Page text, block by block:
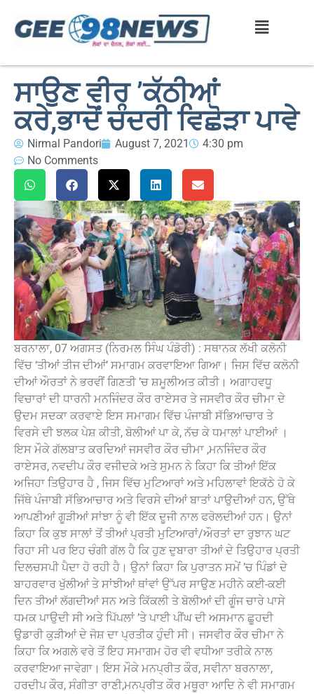
ਸਾਉਣ ਵੀਰ ’ਕੱਠੀਆਂ
ਕਰੇ,ਭਾਦੋਂ ਚੰਦਰੀ ਵਿਛੋੜਾ ਪਾਵੇ
Nirmal Pandori August 7, 2021
4:30 pm
No Comments
ਬਰਨਾਲਾ, 07 ਅਗਸਤ (ਨਿਰਮਲ ਸਿੰਘ ਪੰਡੋਰੀ) : ਸਥਾਨਕ ਲੱਖੀ ਕਲੋਨੀ
ਵਿੱਚ ‘ਤੀਆਂ ਤੀਜ ਦੀਆਂ’ ਸਮਾਗਮ ਕਰਵਾਇਆ ਗਿਆ। ਜਿਸ ਵਿੱਚ ਕਲੋਨੀ
ਦੀਆਂ ਔਰਤਾਂ ਨੇ ਭਰਵੀਂ ਗਿਣਤੀ ’ਚ ਸ਼ਮੂਲੀਅਤ ਕੀਤੀ। ਅਗਾਹਵਧੂ
ਵਿਚਾਰਾਂ ਦੀ ਧਾਰਨੀ ਮਨਜਿੰਦਰ ਕੌਰ ਰਾਏਸਰ ਤੇ ਜਸਵੀਰ ਕੌਰ ਚੀਮਾ ਦੇ
ਉਦਮ ਸਦਕਾ ਕਰਵਾਏ ਇਸ ਸਮਾਗਮ ਵਿੱਚ ਪੰਜਾਬੀ ਸੱਭਿਆਚਾਰ ਤੇ
ਵਿਰਸੇ ਦੀ ਝਲਕ ਪੇਸ਼ ਕੀਤੀ, ਬੋਲੀਆਂ ਪਾ ਕੇ, ਨੱਚ ਕੇ ਧਮਾਲਾਂ ਪਾਈਆਂ ।
ਇਸ ਮੌਕੇ ਗੱਲਬਾਤ ਕਰਦਿਆਂ ਜਸਵੀਰ ਕੌਰ ਚੀਮਾ ,ਮਨਜਿੰਦਰ ਕੌਰ
ਰਾਏਸਰ, ਨਵਦੀਪ ਕੌਰ ਵਜੀਦਕੇ ਅਤੇ ਸੁਮਨ ਨੇ ਕਿਹਾ ਕਿ ਤੀਆਂ ਇੱਕ
ਅਜਿਹਾ ਤਿਉਹਾਰ ਹੈ , ਜਿਸ ਵਿੱਚ ਮੁਟਿਆਰਾਂ ਅਤੇ ਮਹਿਲਾਵਾਂ ਇਕੱਠੇ ਹੋ ਕੇ
ਜਿੱਥੇ ਪੰਜਾਬੀ ਸੱਭਿਆਚਾਰ ਅਤੇ ਵਿਰਸੇ ਦੀਆਂ ਬਾਤਾਂ ਪਾਉਦੀਆਂ ਹਨ, ਉੱਥੇ
ਆਪਣੀਆਂ ਗੂੜੀਆਂ ਸਾਂਝਾ ਨੂੰ ਵੀ ਇੱਕ ਦੂਜੀ ਨਾਲ ਫਰੋਲਦੀਆਂ ਹਨ। ਉਨਾਂ
ਕਿਹਾ ਕਿ ਕੁਝ ਸਾਲਾਂ ਤੋਂ ਤੀਆਂ ਪ੍ਰਤੀ ਮੁਟਿਆਰਾਂ/ਔਰਤਾਂ ਦਾ ਰੁਝਾਨ ਘਟ
ਰਿਹਾ ਸੀ ਪਰ ਇਹ ਚੰਗੀ ਗੱਲ ਹੈ ਕਿ ਹੁਣ ਦੁਬਾਰਾ ਤੀਆਂ ਦੇ ਤਿਉਹਾਰ ਪ੍ਰਤੀ
ਦਿਲਚਸਪੀ ਪੈਦਾ ਹੋ ਰਹੀ ਹੈ। ਉਨਾਂ ਕਿਹਾ ਕਿ ਪੁਰਾਤਨ ਸਮੇਂ ’ਚ ਪਿੰਡਾਂ ਦੇ
ਬਾਹਰਵਾਰ ਖੁੱਲੀਆਂ ਤੇ ਸਾਂਝੀਆਂ ਥਾਂਵਾਂ ਉੱਪਰ ਸਾਉਣ ਮਹੀਨੇ ਕਈ-ਕਈ
ਦਿਨ ਤੀਆਂ ਲੱਗਦੀਆਂ ਸਨ ਅਤੇ ਕਿੱਕਲੀ ਤੇ ਬੋਲੀਆਂ ਦੀ ਗੂੰਜ ਚਾਰੇ ਪਾਸੇ
ਧਮਕ ਪਾਉਦੀ ਸੀ ਅਤੇ ਪਿੱਪਲਾਂ ’ਤੇ ਪਾਈ ਪੀਂਘ ਦੀ ਅਸਮਾਨ ਛੂਹਦੀ
ਉਡਾਰੀ ਕੁੜੀਆਂ ਦੇ ਜੋਸ਼ ਦਾ ਪ੍ਰਤੀਕ ਹੁੰਦੀ ਸੀ। ਜਸਵੀਰ ਕੌਰ ਚੀਮਾ ਨੇ
ਕਿਹਾ ਕਿ ਅਗਲੇ ਵਰੇ ਤੋਂ ਇਹ ਸਮਾਗਮ ਹੋਰ ਵੀ ਵਧੀਆ ਤਰੀਕੇ ਨਾਲ
ਕਰਵਾਇਆ ਜਾਵੇਗਾ। ਇਸ ਮੌਕੇ ਮਨਪ੍ਰੀਤ ਕੌਰ, ਸਵੀਨਾ ਬਰਨਾਲਾ,
ਹਰਦੀਪ ਕੌਰ, ਸੰਗੀਤਾ ਰਾਣੀ,ਮਨਪ੍ਰੀਤ ਕੌਰ ਮਥੂਰਾ ਆਦਿ ਨੇ ਵੀ ਸਮਾਗਮ